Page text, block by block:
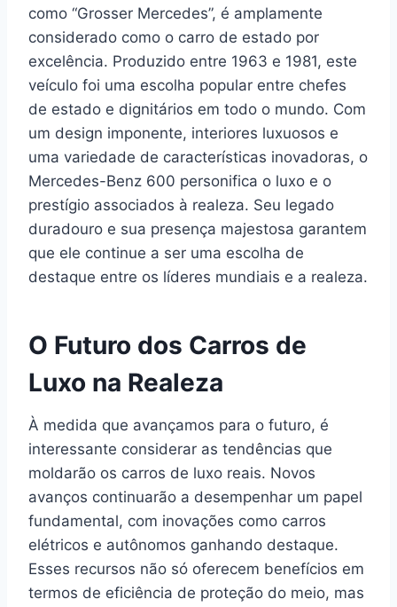
como “Grosser Mercedes”, é amplamente
considerado como o carro de estado por
excelência. Produzido entre 1963 e 1981, este
veículo foi uma escolha popular entre chefes
de estado e dignitários em todo o mundo. Com
um design imponente, interiores luxuosos e
uma variedade de características inovadoras, o
Mercedes-Benz 600 personifica o luxo e o
prestígio associados à realeza. Seu legado
duradouro e sua presença majestosa garantem
que ele continue a ser uma escolha de
destaque entre os líderes mundiais e a realeza.
O Futuro dos Carros de
Luxo na Realeza
À medida que avançamos para o futuro, é
interessante considerar as tendências que
moldarão os carros de luxo reais. Novos
avanços continuarão a desempenhar um papel
fundamental, com inovações como carros
elétricos e autônomos ganhando destaque.
Esses recursos não só oferecem benefícios em
termos de eficiência de proteção do meio, mas